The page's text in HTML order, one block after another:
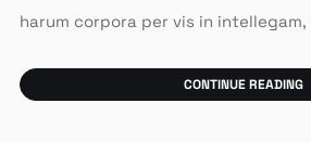
harum corpora per vis in intellegam,
CONTINUE READING